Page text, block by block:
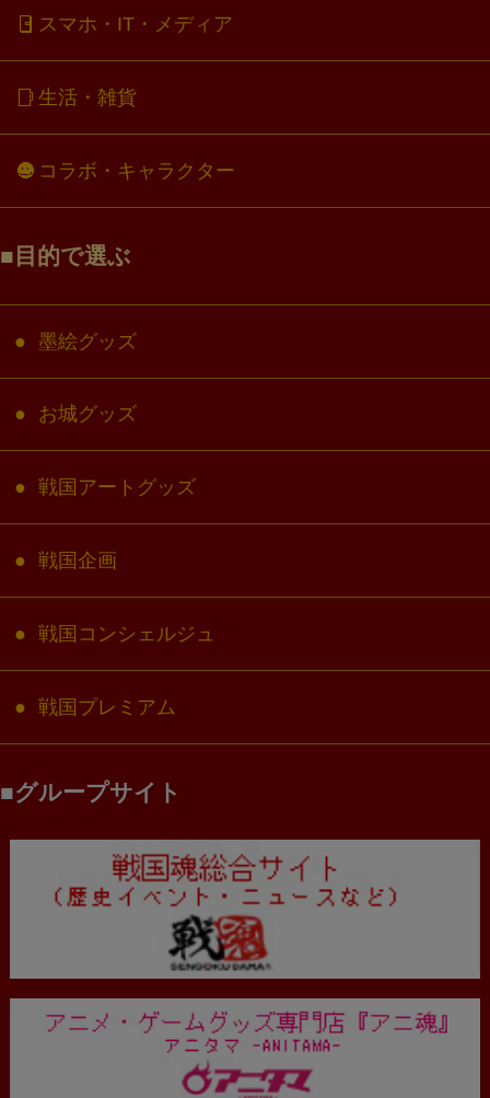
スマホ・IT・メディア
生活・雑貨
コラボ・キャラクター
目的で選ぶ
墨絵グッズ
お城グッズ
戦国アートグッズ
戦国企画
戦国コンシェルジュ
戦国プレミアム
グループサイト